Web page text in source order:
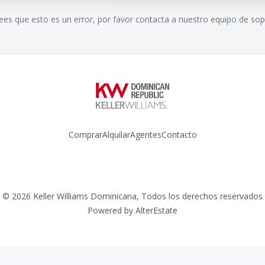
que esto es un error, por favor contacta a nuestro equipo de
ComprarAlquilarAgentesContacto
© 2026 Keller Williams Dominicana, Todos los derechos reservados
Powered by AlterEstate